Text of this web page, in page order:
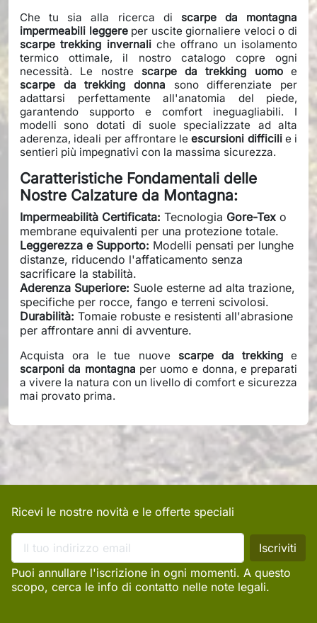
Che tu sia alla ricerca di scarpe da montagna
impermeabili leggereper uscite giornaliere veloci o di
scarpe trekking invernaliche offrano un isolamento
termico ottimale, il nostro catalogo copre ogni
necessità. Le nostre scarpe da trekking uomoe
scarpe da trekking donna sono differenziate per
adattarsi perfettamente all'anatomia del piede,
garantendo supporto e comfort ineguagliabili. I
modelli sono dotati di suole specializzate ad alta
aderenza, ideali per affrontare leescursioni difficilie i
sentieri più impegnativi con la massima sicurezza.
Caratteristiche Fondamentali delle
Nostre Calzature da Montagna:
Impermeabilità Certificata: Tecnologia Gore-Tex o
membrane equivalenti per una protezione totale.
Leggerezza e Supporto: Modelli pensati per lunghe
distanze, riducendo l'affaticamento senza
sacrificare la stabilità.
Aderenza Superiore: Suole esterne ad alta trazione,
specifiche per rocce, fango e terreni scivolosi.
Durabilità: Tomaie robuste e resistenti all'abrasione
per affrontare anni di avventure.
Acquista ora le tue nuove scarpe da trekkinge
scarponi da montagna per uomo e donna, e preparati
a vivere la natura con un livello di comfort e sicurezza
mai provato prima.
Ricevi le nostre novità e le offerte speciali
Puoi annullare l'iscrizione in ogni momenti. A questo
scopo, cerca le info di contatto nelle note legali.